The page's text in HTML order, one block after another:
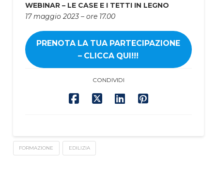
WEBINAR – LE CASE E I TETTI IN LEGNO
17 maggio 2023 – ore 17.00
PRENOTA LA TUA PARTECIPAZIONE
– CLICCA QUI!!!
CONDIVIDI
FORMAZIONE EDILIZIA